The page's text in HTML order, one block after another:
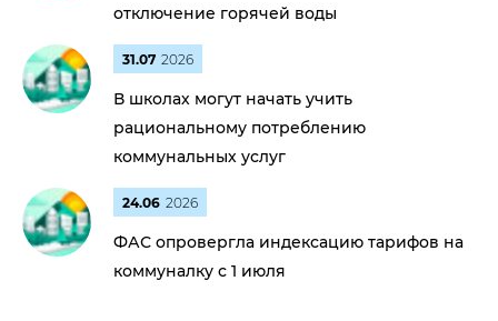
отключение горячей воды
31.07 2026
В школах могут начать учить
рациональному потреблению
коммунальных услуг
24.06 2026
ФАС опровергла индексацию тарифов на
коммуналку с 1 июля